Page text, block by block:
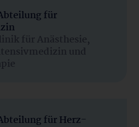
für
für Anästhesie,
und
für Herz-